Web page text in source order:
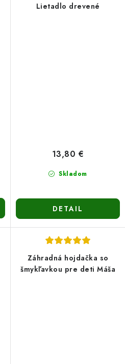
Lietadlo drevené
Skladom
13,80 €
DETAIL
Záhradná hojdačka so
šmykľavkou pre deti Máša